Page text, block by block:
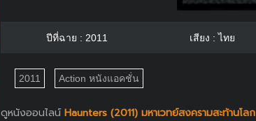
ปีที่ฉาย : 2011 เสียง : ไทย
2011 Action หนังแอคชั่น
ดูหนังออนไลน์Haunters (2011) มหาเวทย์สงครามสะท้านโลก